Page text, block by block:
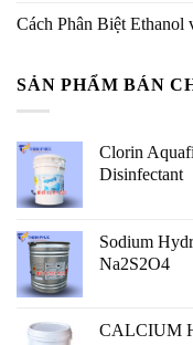
Cách Phân Biệt Ethanol
SẢN PHẨM BÁN
Clorin
Disinfectant
Sodium
Na2S2O4
CALCIUM